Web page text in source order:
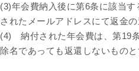
(3)年会費納入後に第6条に該当
されたメールアドレスにて返金の
(4) 納付された年会費は、第19
除名であっても返還しないものと